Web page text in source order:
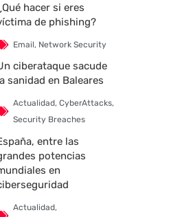
hacer si eres
de phishing?
Email, Network Security
ciberataque sacude
sanidad en Baleares
Actualidad, CyberAttacks,
Security Breaches
entre las
potencias
en
Actualidad,